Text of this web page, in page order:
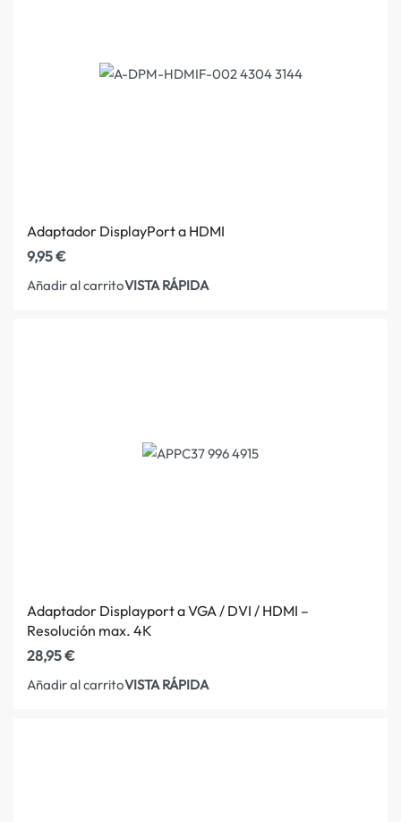
Adaptador DisplayPort a HDMI
9,95€
Añadir al carritoVISTA RÁPIDA
Adaptador Displayport a VGA / DVI / HDMI –
Resolución max. 4K
28,95€
Añadir al carritoVISTA RÁPIDA